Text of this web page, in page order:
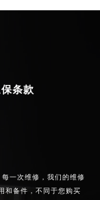
条款
一次维修，我们的维修
和备件，不同于您购买